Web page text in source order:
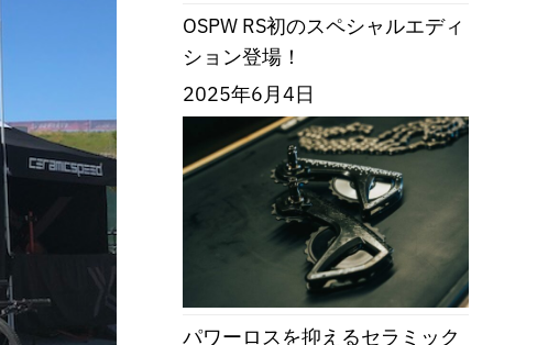
OSPW RS初のスペシャルエディ
ション登場！
2025年6月4日
パワーロスを抑えるセラミック